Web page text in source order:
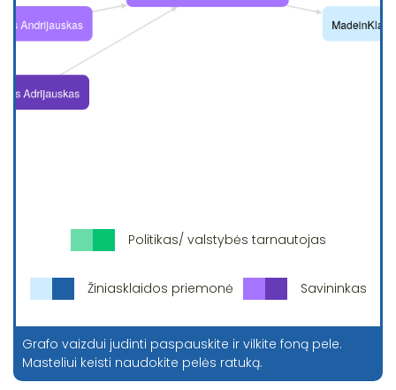
Politikas/ valstybės tarnautojas
Žiniasklaidos priemonė Savininkas
Grafo vaizdui judinti paspauskite ir vilkite foną pele.
Masteliui keisti naudokite pelės ratuką.